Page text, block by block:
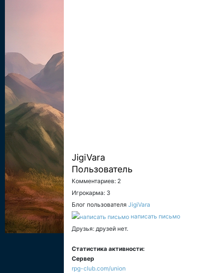
JigiVara
Пользователь
Комментариев: 2
Игрокарма: 3
Блог пользователя JigiVara
написать письмо
Друзья: друзей нет.
Статистика активности:
Сервер
rpg-club.com/union